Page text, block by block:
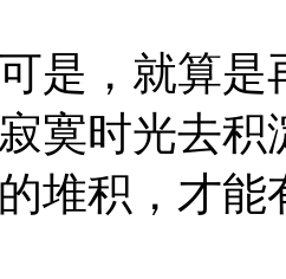
，就算是
寞时光去积
堆积，才能